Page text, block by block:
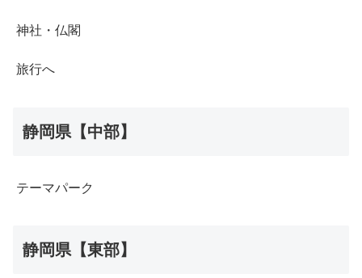
神社・仏閣
旅行へ
静岡県【中部】
テーマパーク
静岡県【東部】